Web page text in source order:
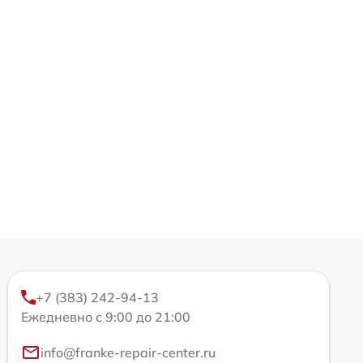
+7 (383) 242-94-13
Ежедневно с 9:00 до 21:00
info@franke-repair-center.ru